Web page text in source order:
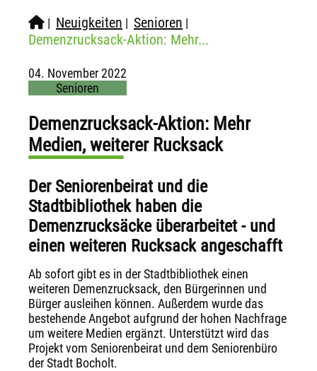
| Neuigkeiten | Senioren |
Demenzrucksack-Aktion: Mehr...
04. November 2022
Senioren
Demenzrucksack-Aktion: Mehr
Medien, weiterer Rucksack
Der Seniorenbeirat und die
Stadtbibliothek haben die
Demenzrucksäcke überarbeitet - und
einen weiteren Rucksack angeschafft
Ab sofort gibt es in der Stadtbibliothek einen
weiteren Demenzrucksack, den Bürgerinnen und
Bürger ausleihen können. Außerdem wurde das
bestehende Angebot aufgrund der hohen Nachfrage
um weitere Medien ergänzt. Unterstützt wird das
Projekt vom Seniorenbeirat und dem Seniorenbüro
der Stadt Bocholt.